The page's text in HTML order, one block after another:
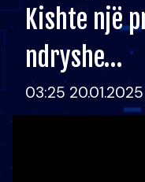
Kishte një
ndryshe…
03:25 20.01.2025